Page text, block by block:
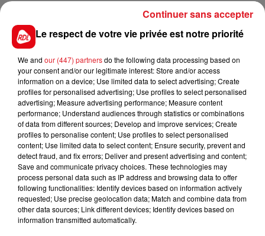
Les préfets du Nord et du Pas-de-Calais autorisent
également les commerces à rester ouverts jusque 21h
maximum, ainsi que tous les dimanches jusqu’aux fêtes
de fin d’année.
La prudence doit tout de même rester de mise : il faut
éviter les rassemblements, notamment devant les
commerces, insistent les autorités. Si les indicateurs
sanitaires sont encourageants dans la région, le Pas-
de-Calais est désormais le département qui compte
le plus de patients covid hospitalisés. Le taux de
positivité du virus est de 14%.
FIL D'ACTUS
Le respect de votre vie privée est notre priorité
We and our (447) partnersdo the following data processing based on
your consent and/or our legitimate interest: Store and/or access
information on a device; Use limited data to select advertising; Create
profiles for personalised advertising; Use profiles to select personalised
advertising; Measure advertising performance; Measure content
performance; Understand audiences through statistics or combinations
of data from different sources; Develop and improve services; Create
profiles to personalise content; Use profiles to select personalised
content; Use limited data to select content; Ensure security, prevent and
detect fraud, and fix errors; Deliver and present advertising and content;
Save and communicate privacy choices. These technologies may
process personal data such as IP address and browsing data to offer
following functionalities: Identify devices based on information actively
requested; Use precise geolocation data; Match and combine data from
other data sources; Link different devices; Identify devices based on
information transmitted automatically.
Continuer sans accepter